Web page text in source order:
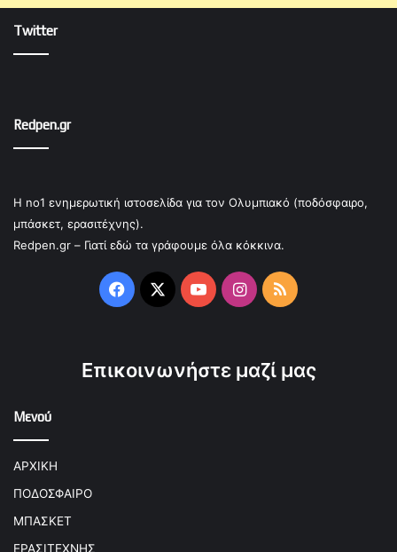
Twitter
Redpen.gr
Η no1 ενημερωτική ιστοσελίδα για τον Ολυμπιακό (ποδόσφαιρο,
μπάσκετ, ερασιτέχνης).
Redpen.gr – Γιατί εδώ τα γράφουμε όλα κόκκινα.
Facebook
X YouTubeInstagram
RSS
Επικοινωνήστε μαζί μας
Μενού
ΑΡΧΙΚΗ
ΠΟΔΟΣΦΑΙΡΟ
ΜΠΑΣΚΕΤ
ΕΡΑΣΙΤΕΧΝΗΣ